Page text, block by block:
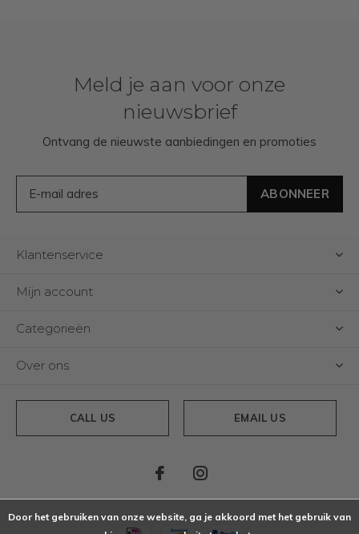
Meld je aan voor onze
nieuwsbrief
Ontvang de nieuwste aanbiedingen en promoties
ABONNEER
Klantenservice
Mijn account
Categorieën
Over ons
CALL US EMAIL US
Door het gebruiken van onze website, ga je akkoord met het gebruik van